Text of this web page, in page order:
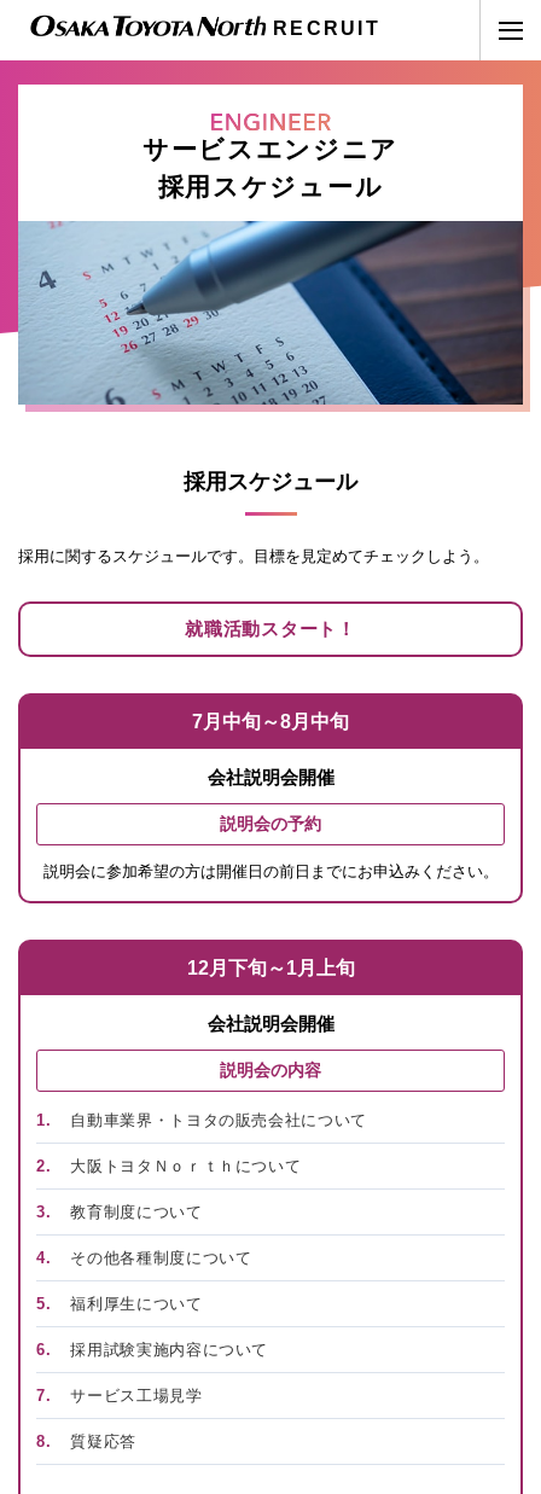
RECRUIT
サービスエンジニア
採用スケジュール
採用スケジュール
採用に関するスケジュールです。目標を見定めてチェックしよう。
就職活動スタート！
7月中旬～8月中旬
会社説明会開催
説明会の予約
説明会に参加希望の方は開催日の前日までにお申込みください。
12月下旬～1月上旬
会社説明会開催
説明会の内容
1. 自動車業界・トヨタの販売会社について
2. 大阪トヨタＮｏｒｔｈについて
3. 教育制度について
4. その他各種制度について
5. 福利厚生について
6. 採用試験実施内容について
7. サービス工場見学
8. 質疑応答